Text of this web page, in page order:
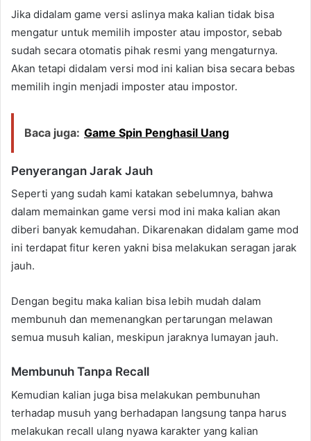
Jika didalam game versi aslinya maka kalian tidak bisa
mengatur untuk memilih imposter atau impostor, sebab
sudah secara otomatis pihak resmi yang mengaturnya.
Akan tetapi didalam versi mod ini kalian bisa secara bebas
memilih ingin menjadi imposter atau impostor.
Baca juga: Game Spin Penghasil Uang
Penyerangan Jarak Jauh
Seperti yang sudah kami katakan sebelumnya, bahwa
dalam memainkan game versi mod ini maka kalian akan
diberi banyak kemudahan. Dikarenakan didalam game mod
ini terdapat fitur keren yakni bisa melakukan seragan jarak
jauh.
Dengan begitu maka kalian bisa lebih mudah dalam
membunuh dan memenangkan pertarungan melawan
semua musuh kalian, meskipun jaraknya lumayan jauh.
Membunuh Tanpa Recall
Kemudian kalian juga bisa melakukan pembunuhan
terhadap musuh yang berhadapan langsung tanpa harus
melakukan recall ulang nyawa karakter yang kalian